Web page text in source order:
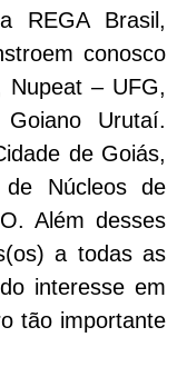
REGA Brasil,
conosco
Nupeat – UFG,
Urutaí.
de Goiás,
Núcleos de
Além desses
a todas as
interesse em
tão importante